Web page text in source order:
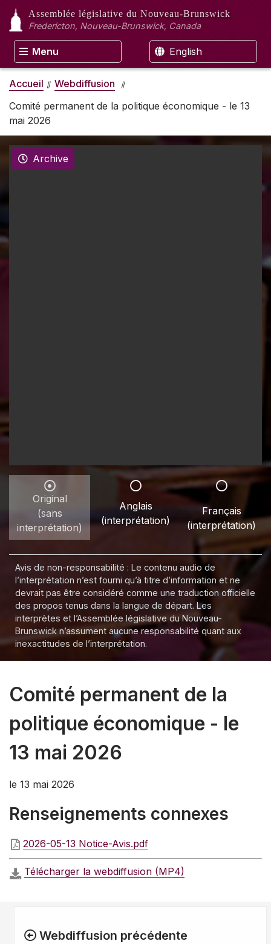
Assemblée législative du Nouveau-Brunswick
Fredericton, Nouveau-Brunswick, Canada
Menu English
Accueil
Webdiffusion
Comité permanent de la politique économique - le 13
mai 2026
Archive
Original
(sans
interprétation)
Anglais
(interprétation)
Français
(interprétation)
Avis de non-responsabilité : Le contenu audio de
l’interprétation n’est fourni qu’à titre d’information et ne
devrait pas être considéré comme une traduction officielle
des propos tenus dans la langue de départ. Les
interprètes et l’Assemblée législative du Nouveau-
Brunswick n’assument aucune responsabilité quant aux
inexactitudes de l’interprétation.
Comité permanent de la
politique économique - le
13 mai 2026
le 13 mai 2026
Renseignements connexes
2026-05-13 Notice-Avis.pdf
Télécharger la webdiffusion (MP4)
Webdiffusion précédente